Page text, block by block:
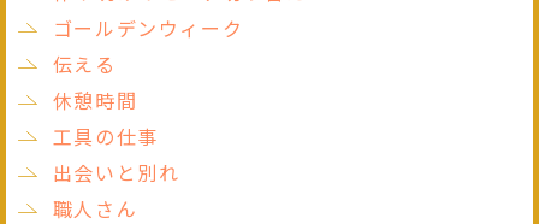
ゴールデンウィーク
伝える
休憩時間
工具の仕事
出会いと別れ
職人さん